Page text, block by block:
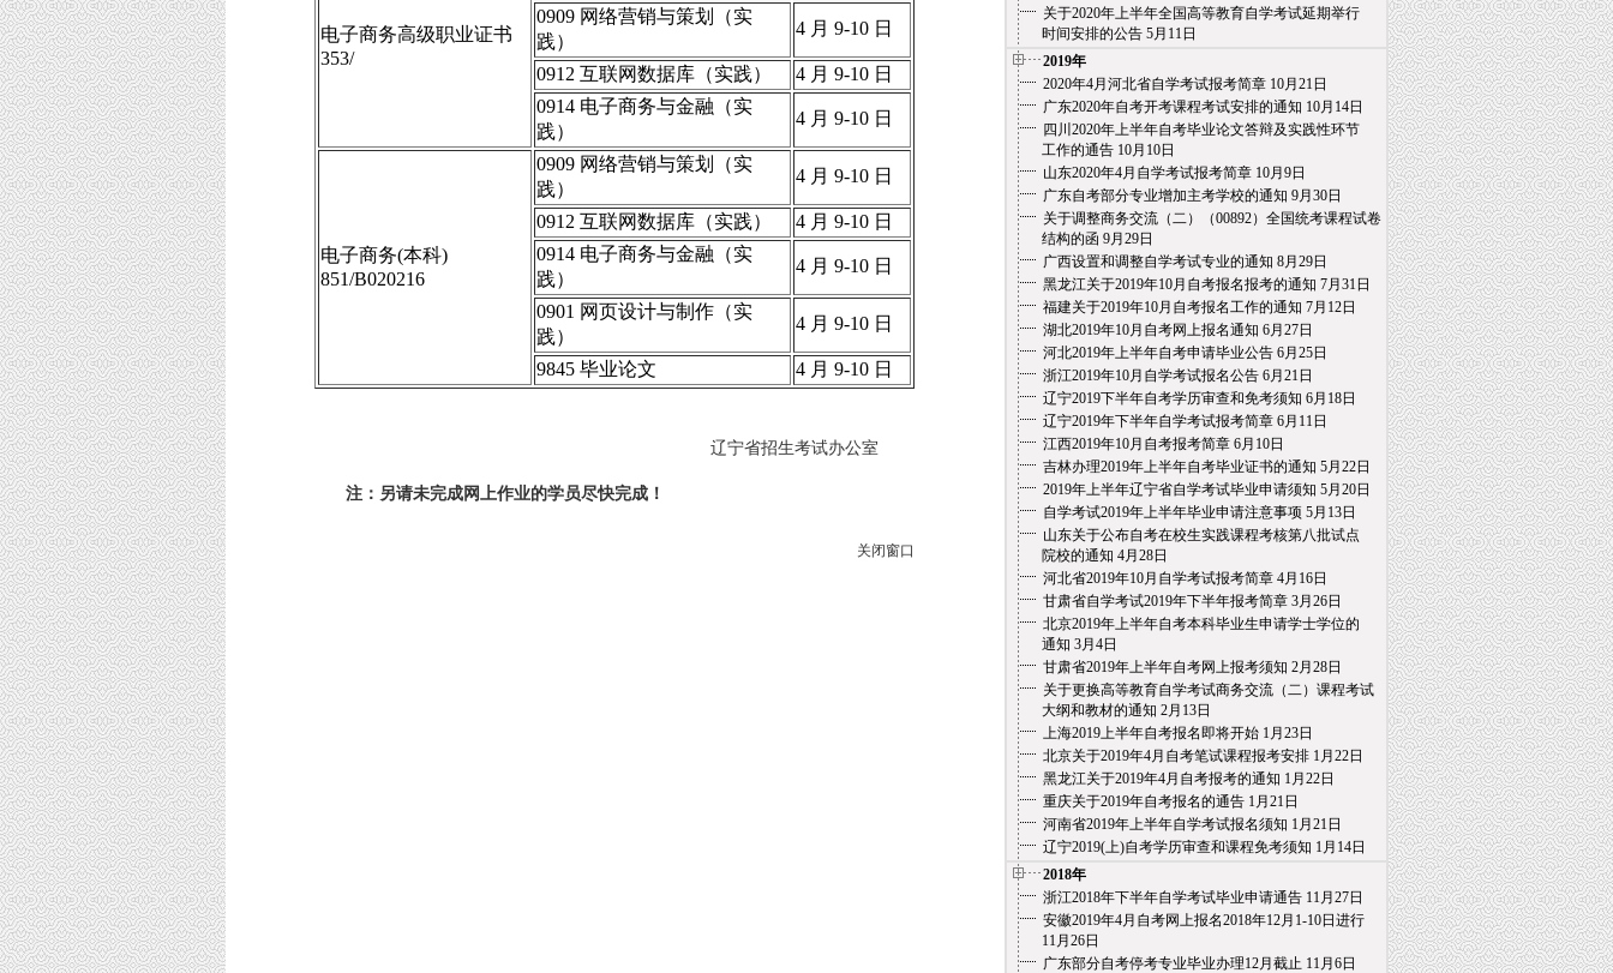
电子商务高级职业证书
353/
0909 网络营销与策划（实
践）
4 月 9-10 日
0912 互联网数据库（实践）
4 月 9-10 日
0914 电子商务与金融（实
践）
4 月 9-10 日
电子商务(本科)
851/B020216
0909 网络营销与策划（实
践）
4 月 9-10 日
0912 互联网数据库（实践）
4 月 9-10 日
0914 电子商务与金融（实
践）
4 月 9-10 日
0901 网页设计与制作（实
践）
4 月 9-10 日
9845 毕业论文 4 月 9-10 日
辽宁省招生考试办公室
注：另请未完成网上作业的学员尽快完成！
关闭窗口
关于2020年上半年全国高等教育自学考试延期举行
时间安排的公告5月11日
2019年
2020年4月河北省自学考试报考简章10月21日
广东2020年自考开考课程考试安排的通知 10月14日
四川2020年上半年自考毕业论文答辩及实践性环节
工作的通告10月10日
山东2020年4月自学考试报考简章10月9日
广东自考部分专业增加主考学校的通知 9月30日
关于调整商务交流（二）（00892）全国统考课程试卷
结构的函 9月29日
广西设置和调整自学考试专业的通知 8月29日
黑龙江关于2019年10月自考报名报考的通知 7月31日
福建关于2019年10月自考报名工作的通知 7月12日
湖北2019年10月自考网上报名通知 6月27日
河北2019年上半年自考申请毕业公告6月25日
浙江2019年10月自学考试报名公告6月21日
辽宁2019下半年自考学历审查和免考须知 6月18日
辽宁2019年下半年自学考试报考简章6月11日
江西2019年10月自考报考简章6月10日
吉林办理2019年上半年自考毕业证书的通知 5月22日
2019年上半年辽宁省自学考试毕业申请须知 5月20日
自学考试2019年上半年毕业申请注意事项5月13日
山东关于公布自考在校生实践课程考核第八批试点
院校的通知 4月28日
河北省2019年10月自学考试报考简章4月16日
甘肃省自学考试2019年下半年报考简章3月26日
北京2019年上半年自考本科毕业生申请学士学位的
通知 3月4日
甘肃省2019年上半年自考网上报考须知 2月28日
关于更换高等教育自学考试商务交流（二）课程考试
大纲和教材的通知 2月13日
上海2019上半年自考报名即将开始1月23日
北京关于2019年4月自考笔试课程报考安排1月22日
黑龙江关于2019年4月自考报考的通知 1月22日
重庆关于2019年自考报名的通告1月21日
河南省2019年上半年自学考试报名须知 1月21日
辽宁2019(上)自考学历审查和课程免考须知 1月14日
2018年
浙江2018年下半年自学考试毕业申请通告11月27日
安徽2019年4月自考网上报名2018年12月1-10日进行
11月26日
广东部分自考停考专业毕业办理12月截止 11月6日